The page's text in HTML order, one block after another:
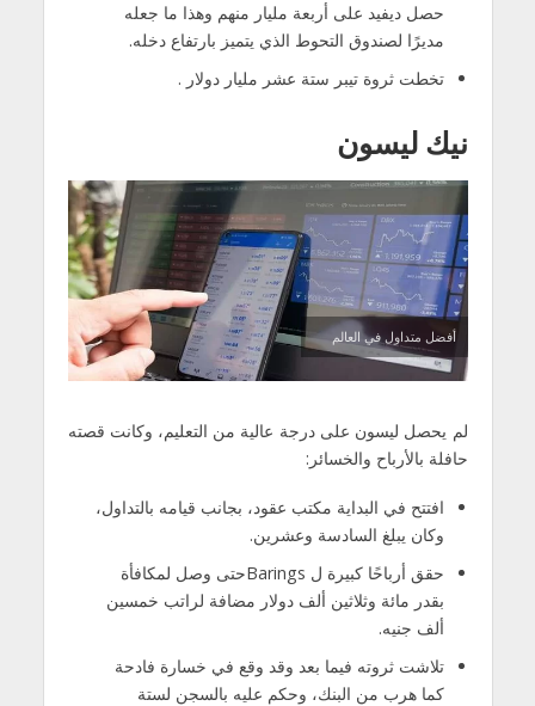
حصل ديفيد على أربعة مليار منهم وهذا ما جعله
مديرًا لصندوق التحوط الذي يتميز بارتفاع دخله.
تخطت ثروة تيبر ستة عشر مليار دولار .
نيك ليسون
أفضل متداول في العالم
لم يحصل ليسون على درجة عالية من التعليم، وكانت قصته
حافلة بالأرباح والخسائر:
افتتح في البداية مكتب عقود، بجانب قيامه بالتداول،
وكان يبلغ السادسة وعشرين.
حقق أرباحًا كبيرة ل Baringsحتى وصل لمكافأة
بقدر مائة وثلاثين ألف دولار مضافة لراتب خمسين
ألف جنيه.
تلاشت ثروته فيما بعد وقد وقع في خسارة فادحة
كما هرب من البنك، وحكم عليه بالسجن لستة